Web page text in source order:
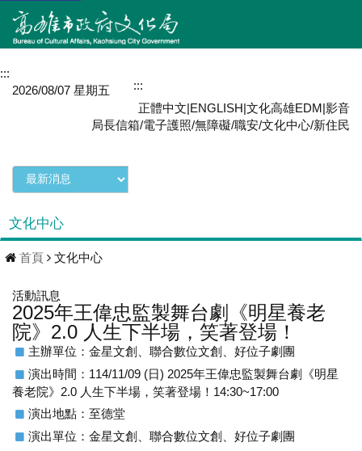
:::
:::
2026/08/07 星期五
正體中文|ENGLISH|文化高雄EDM|影音
局長信箱/電子護照/無障礙/職安/文化中心/新住民
文化中心
首頁 文化中心
活動訊息
2025年王偉忠監製舞台劇《明星養老
院》2.0 人生下半場，笑著登場！
主辦單位：金星文創、聯合數位文創、好位子劇團
演出時間：114/11/09 (日) 2025年王偉忠監製舞台劇《明星
養老院》2.0 人生下半場，笑著登場！14:30~17:00
演出地點：至德堂
演出單位：金星文創、聯合數位文創、好位子劇團